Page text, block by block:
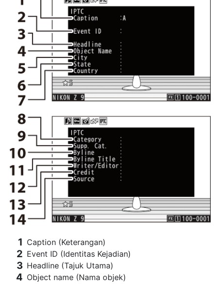
Caption (Keterangan)
Event ID (Identitas Kejadian)
Headline (Tajuk Utama)
Object name (Nama objek)